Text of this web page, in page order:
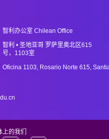
智利办公室 Chilean Office
智利 • 圣地亚哥 罗萨里奥北区615
号，1103室
Oficina 1103, Rosario Norte 615,
的我们